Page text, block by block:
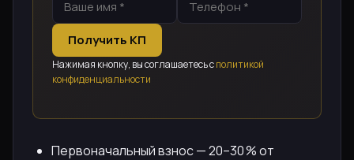
Получить КП
Нажимая кнопку, вы соглашаетесь сполитикой
конфиденциальности
Первоначальный взнос — 20–30 % от